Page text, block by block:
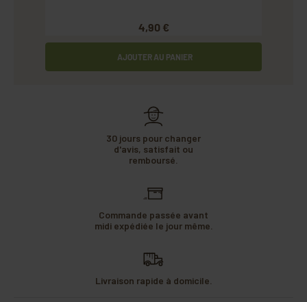
4,90 €
AJOUTER AU PANIER
30 jours pour changer
d'avis, satisfait ou
remboursé.
Commande passée avant
midi expédiée le jour même.
Livraison rapide à domicile.